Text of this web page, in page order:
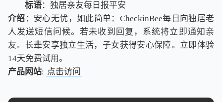
标语：独居亲友每日报平安
介绍 ：安心无忧，如此简单：CheckinBee每日向独居老
人发送短信问候。若未收到回复，系统将立即通知亲
友。长辈安享独立生活，子女获得安心保障。立即体验
14天免费试用。
产品网站: 点击访问